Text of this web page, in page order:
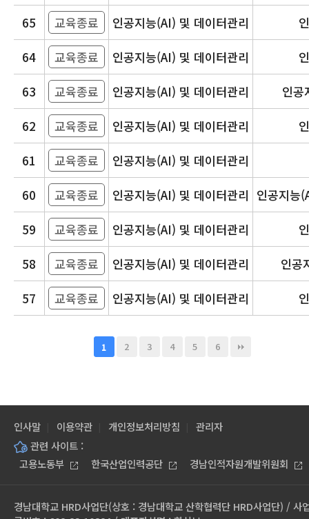
65
교육종료 인공지능(AI) 및 데이터관리
64
교육종료 인공지능(AI) 및 데이터관리
63
교육종료 인공지능(AI) 및 데이터관리
인공
62
교육종료 인공지능(AI) 및 데이터관리
61
교육종료 인공지능(AI) 및 데이터관리
60
교육종료 인공지능(AI) 및 데이터관리 인공지능
59
교육종료 인공지능(AI) 및 데이터관리
58
교육종료 인공지능(AI) 및 데이터관리
인공
57
교육종료 인공지능(AI) 및 데이터관리
1 2 3 4 5 6
인사말 이용약관 개인정보처리방침
관리자
관련 사이트 :
고용노동부
한국산업인력공단 경남인적자원개발위원회
경남대학교 HRD사업단(상호 : 경남대학교 산학협력단 HRD사업단) / 사